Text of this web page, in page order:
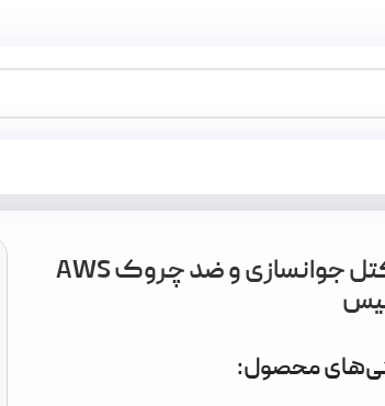
کوکتل جوانسازی و ضد چروک AWS
محصول: